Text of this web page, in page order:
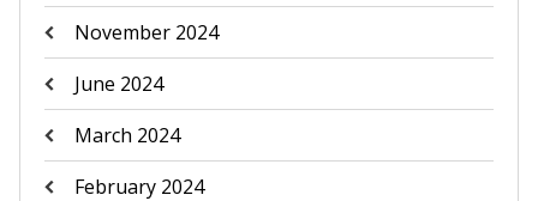
November 2024
June 2024
March 2024
February 2024